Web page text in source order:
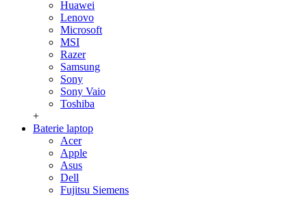
Huawei
Lenovo
Microsoft
MSI
Razer
Samsung
Sony
Sony Vaio
Toshiba
+
Baterie laptop
Acer
Apple
Asus
Dell
Fujitsu Siemens